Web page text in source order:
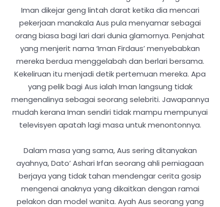
Iman dikejar geng lintah darat ketika dia mencari
pekerjaan manakala Aus pula menyamar sebagai
orang biasa bagi lari dari dunia glamornya. Penjahat
yang menjerit nama ‘Iman Firdaus’ menyebabkan
mereka berdua menggelabah dan berlari bersama.
Kekeliruan itu menjadi detik pertemuan mereka. Apa
yang pelik bagi Aus ialah Iman langsung tidak
mengenalinya sebagai seorang selebriti. Jawapannya
mudah kerana Iman sendiri tidak mampu mempunyai
televisyen apatah lagi masa untuk menontonnya.
Dalam masa yang sama, Aus sering ditanyakan
ayahnya, Dato’ Ashari Irfan seorang ahli perniagaan
berjaya yang tidak tahan mendengar cerita gosip
mengenai anaknya yang dikaitkan dengan ramai
pelakon dan model wanita. Ayah Aus seorang yang